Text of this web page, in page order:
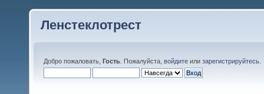
Ленстеклотрест
Добро пожаловать, Гость . Пожалуйста, войдите или зарегистрируйтесь